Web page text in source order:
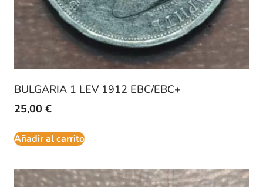
BULGARIA 1 LEV 1912 EBC/EBC+
25,00 €
Añadir al carrito